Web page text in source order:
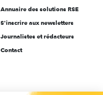
Annuaire des solutions RSE
S'inscrire aux newsletters
Journalistes et rédacteurs
Contact